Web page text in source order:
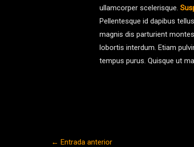
ullamcorper scelerisque.
Pellentesque id dapibus
magnis dis parturient
lobortis interdum. Etiam
tempus purus. Quisque ut
← Entrada anterior